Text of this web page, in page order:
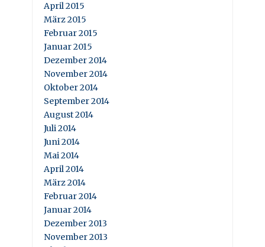
April 2015
März 2015
Februar 2015
Januar 2015
Dezember 2014
November 2014
Oktober 2014
September 2014
August 2014
Juli 2014
Juni 2014
Mai 2014
April 2014
März 2014
Februar 2014
Januar 2014
Dezember 2013
November 2013